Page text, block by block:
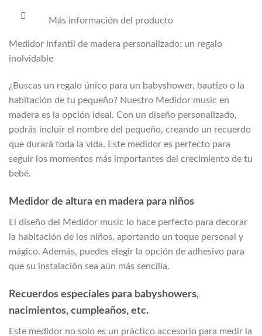
Más información del producto
Medidor infantil de madera personalizado: un regalo
inolvidable
¿Buscas un regalo único para un babyshower, bautizo o la
habitación de tu pequeño? Nuestro Medidor music en
madera es la opción ideal. Con un diseño personalizado,
podrás incluir el nombre del pequeño, creando un recuerdo
que durará toda la vida. Este medidor es perfecto para
seguir los momentos más importantes del crecimiento de tu
bebé.
Medidor de altura en madera para niños
El diseño del Medidor music lo hace perfecto para decorar
la habitación de los niños, aportando un toque personal y
mágico. Además, puedes elegir la opción de adhesivo para
que su instalación sea aún más sencilla.
Recuerdos especiales para babyshowers,
nacimientos, cumpleaños, etc.
Este medidor no solo es un práctico accesorio para medir la